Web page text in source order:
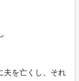
夫を亡くし、それ